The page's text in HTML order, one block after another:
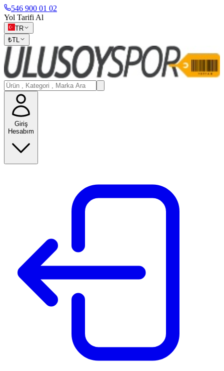
546 900 01 02
Yol Tarifi Al
TR
₺TL
Giriş
Hesabım